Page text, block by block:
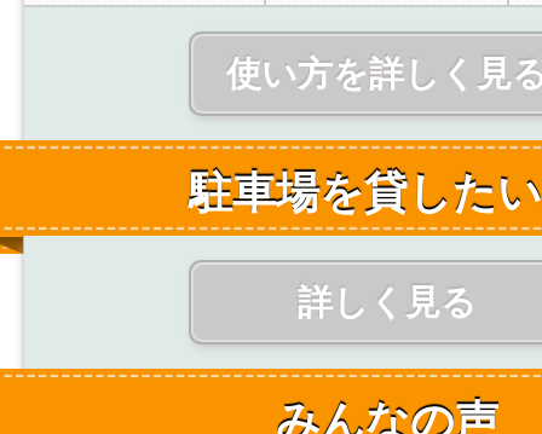
使い方を詳しく見
駐車場を貸した
詳しく見る
みんなの声